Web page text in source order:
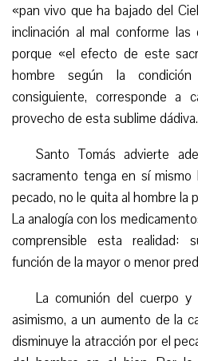
«pan vivo que ha bajado del
inclinación al mal conforme las
porque «el efecto de este
hombre según la
consiguiente, corresponde a
provecho de esta sublime dádiva.
Santo Tomás advierte
sacramento tenga en sí
pecado, no le quita al hombre la
La analogía con los
comprensible esta realidad:
función de la mayor o menor
La comunión del cuerpo
asimismo, a un aumento de la
disminuye la atracción por el